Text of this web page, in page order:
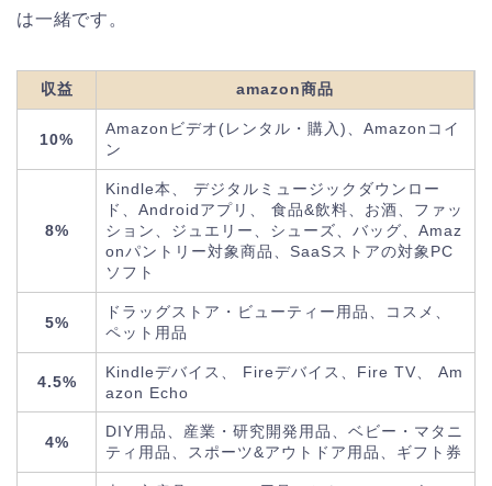
は一緒です。
収益 amazon商品
10%
Amazonビデオ(レンタル・購入)、Amazonコイ
ン
8%
Kindle本、 デジタルミュージックダウンロー
ド、Androidアプリ、 食品&飲料、お酒、ファッ
ション、ジュエリー、シューズ、バッグ、Amaz
onパントリー対象商品、SaaSストアの対象PC
ソフト
5%
ドラッグストア・ビューティー用品、コスメ、
ペット用品
4.5%
Kindleデバイス、 Fireデバイス、Fire TV、 Am
azon Echo
4%
DIY用品、産業・研究開発用品、ベビー・マタニ
ティ用品、スポーツ&アウトドア用品、ギフト券